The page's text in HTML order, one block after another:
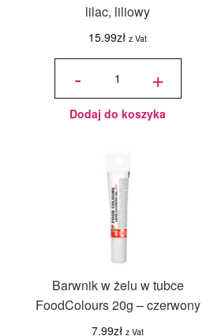
lilac, liliowy
15.99zł z Vat
-
ilość
FRACTAL
30 g - +
Dodaj do koszyka
Barwnik w żelu w tubce
FoodColours 20g – czerwony
7.99zł z Vat